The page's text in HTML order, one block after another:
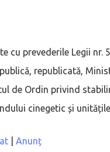
cu prevederile Legii nr.
republicată,
de Ordin privind
cinegetic și
Anunț